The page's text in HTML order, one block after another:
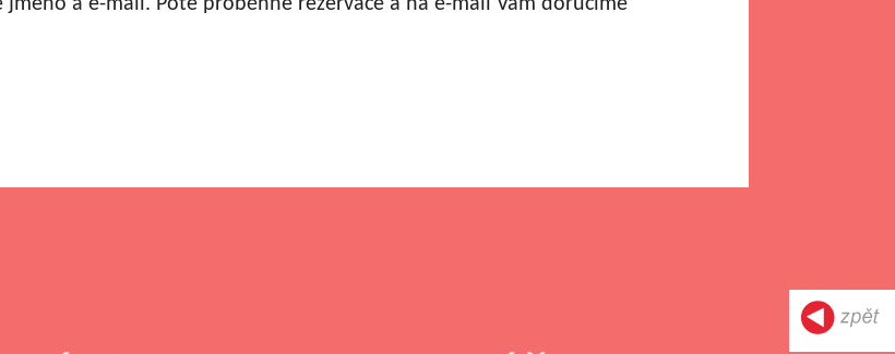
a e-mail. Poté proběhne rezervace a na e-mail Vám doručíme